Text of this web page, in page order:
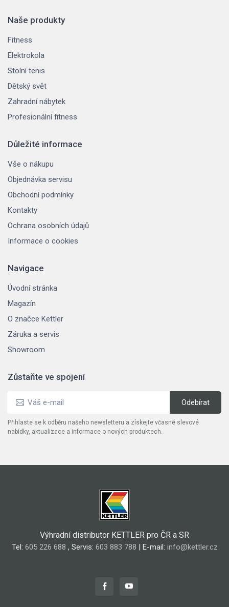
Naše produkty
Fitness
Elektrokola
Stolní tenis
Dětský svět
Zahradní nábytek
Profesionální fitness
Důležité informace
Vše o nákupu
Objednávka servisu
Obchodní podmínky
Kontakty
Ochrana osobních údajů
Informace o cookies
Navigace
Úvodní stránka
Magazín
O značce Kettler
Záruka a servis
Showroom
Zůstaňte ve spojení
Přihlaste se k odběru našeho newsletteru a získejte včasné slevové
nabídky, aktualizace a informace o nových produktech.
Výhradní distributor KETTLER pro ČR a SR
Tel: 605 226 688 , Servis: 603 883 788 | E-mail: info@kettler.cz